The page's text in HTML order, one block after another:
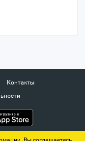
Контакты